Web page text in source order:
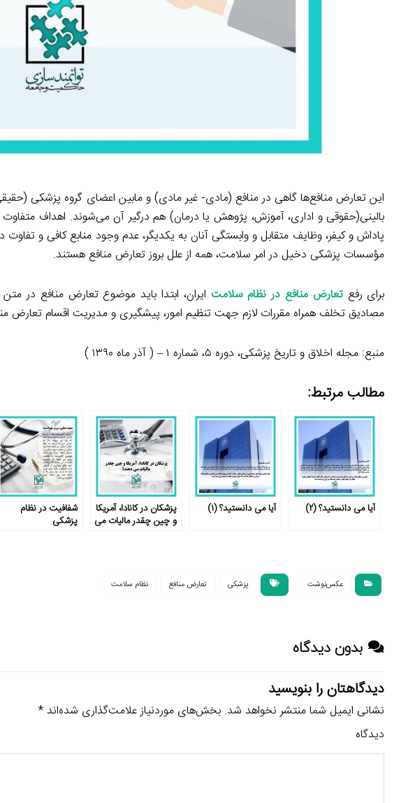
این تعارض منافع‌ها گاهی در منافع (مادی- غیر مادی) و مابین اعضای گروه پزشکی
بالینی(حقوقی و اداری، آموزش، پژوهش یا درمان) هم درگیر آن می‌شوند. اهداف‌ متفاوت و
پاداش و کیفر، وظایف‌ متقابل و وابستگی آنان به یکدیگر، عدم وجود منابع کافی و
مؤسسات پزشکی دخیل در امر سلامت، همه از علل بروز تعارض منافع هستند.
برای رفعتعارض منافع در نظام سلامت ایران، ابتدا باید موضوع تعارض منافع در
مصادیق تخلف همراه مقررات لازم جهت تنظیم امور، پیشگیری و مدیریت اقسام
منبع: مجله اخلاق و تاریخ پزشکی، دوره ۵، شماره ۱ – ( آذر ماه ۱۳۹۰ )
مطالب مرتبط:
آیا می دانستید؟ (۲) آیا می دانستید؟ (۱)
پزشکان در کانادا، آمریکا
و چین چقدر مالیات می
شفافیت در نظام
پزشکی
عکس‌نوشت پزشکی تعارض منافع نظام سلامت
بدون دیدگاه
دیدگاهتان را بنویسید
نشانی ایمیل شما منتشر نخواهد شد. بخش‌های موردنیاز علامت‌گذاری شده‌اند*
دیدگاه